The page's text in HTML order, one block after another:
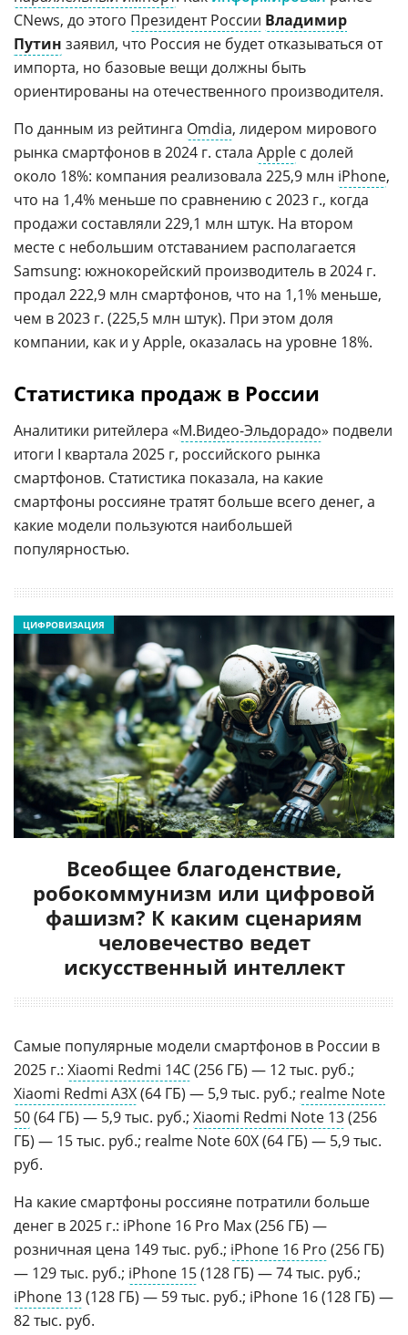
CNews, до этого Президент России Владимир
Путин заявил, что Россия не будет отказываться от
импорта, но базовые вещи должны быть
ориентированы на отечественного производителя.
По данным из рейтинга Omdia, лидером мирового
рынка смартфонов в 2024 г. стала Apple с долей
около 18%: компания реализовала 225,9 млн iPhone,
что на 1,4% меньше по сравнению с 2023 г., когда
продажи составляли 229,1 млн штук. На втором
месте с небольшим отставанием располагается
Samsung: южнокорейский производитель в 2024 г.
продал 222,9 млн смартфонов, что на 1,1% меньше,
чем в 2023 г. (225,5 млн штук). При этом доля
компании, как и у Apple, оказалась на уровне 18%.
Статистика продаж в России
Аналитики ритейлера «М.Видео-Эльдорадо» подвели
итоги I квартала 2025 г, российского рынка
смартфонов. Статистика показала, на какие
смартфоны россияне тратят больше всего денег, а
какие модели пользуются наибольшей
популярностью.
Всеобщее благоденствие,
робокоммунизм или цифровой
фашизм? К каким сценариям
человечество ведет
искусственный интеллект
ЦИФРОВИЗАЦИЯ
Самые популярные модели смартфонов в России в
2025 г.: Xiaomi Redmi 14C(256 ГБ) — 12 тыс. руб.;
Xiaomi Redmi A3X(64 ГБ) — 5,9 тыс. руб.; realme Note
50(64 ГБ) — 5,9 тыс. руб.; Xiaomi Redmi Note 13(256
ГБ) — 15 тыс. руб.; realme Note 60X (64 ГБ) — 5,9 тыс.
руб.
На какие смартфоны россияне потратили больше
денег в 2025 г.: iPhone 16 Pro Max (256 ГБ) —
розничная цена 149 тыс. руб.; iPhone 16 Pro (256 ГБ)
— 129 тыс. руб.; iPhone 15(128 ГБ) — 74 тыс. руб.;
iPhone 13(128 ГБ) — 59 тыс. руб.; iPhone 16 (128 ГБ) —
82 тыс. руб.